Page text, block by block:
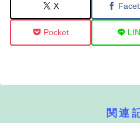
X
Pocket
関連